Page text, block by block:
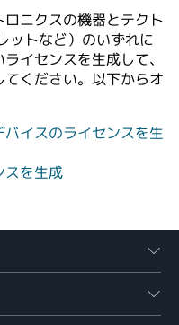
ニクスの機器とテクト
ットなど）のいずれに
イセンスを生成して、
ください。以下からオ
イスのライセンスを生
スを生成